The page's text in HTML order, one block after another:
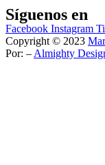
Síguenos en
Facebook Instagram
Copyright © 2023
Por: – Almighty